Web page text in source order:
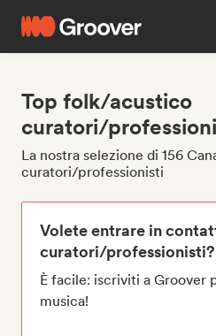
Top folk/acustico
curatori/
La nostra selezione di 156
curatori/professionisti
Volete entrare in
curatori/professionisti?
È facile: iscriviti a Groover
musica!